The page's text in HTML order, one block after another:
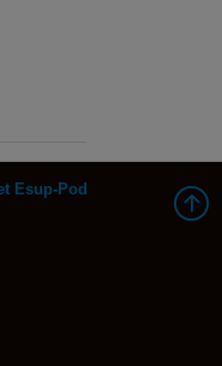
Esup-Pod